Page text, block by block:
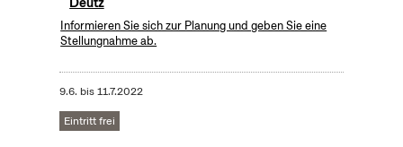
Informieren Sie sich zur Planung und geben Sie eine
Stellungnahme ab.
9.6. bis11.7.2022
Eintritt frei